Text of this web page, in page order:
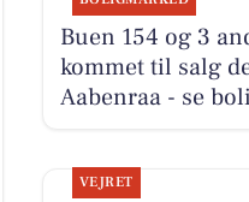
Buen 154 og 3
kommet til salg
Aabenraa - se
VEJRET